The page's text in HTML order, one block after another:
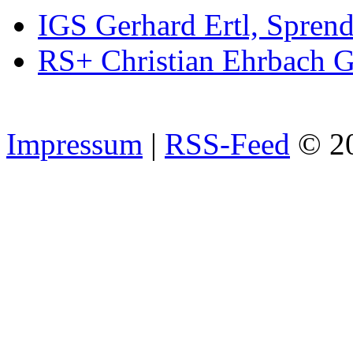
IGS Gerhard Ertl,
RS+ Christian Ehrbach
Impressum | RSS-Feed ©